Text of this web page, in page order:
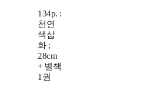
134p. :
천연
색삽
화 ;
28cm
+ 별책
1권